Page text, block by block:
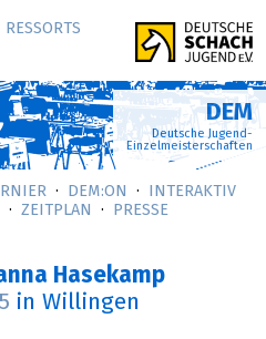
RESSORTS
DEM
Deutsche Jugend-
Einzelmeisterschaften
DEM:ON
INTERAKTIV
ZEITPLAN PRESSE
Hasekamp
in Willingen